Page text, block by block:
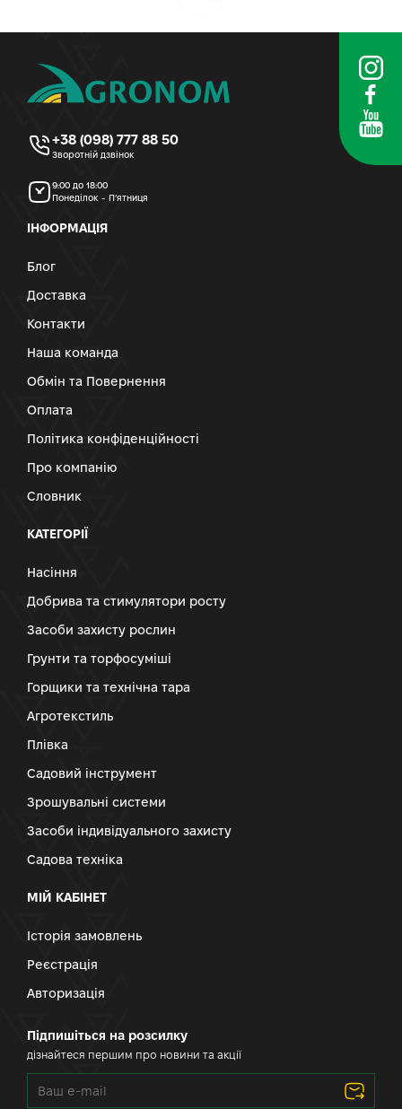
+38 (098) 777 88 50
Зворотній дзвінок
9:00 до 18:00
Понеділок - П’ятниця
ІНФОРМАЦІЯ
Блог
Доставка
Контакти
Наша команда
Обмін та Повернення
Оплата
Політика конфіденційності
Про компанію
Словник
КАТЕГОРІЇ
Насіння
Добрива та стимулятори росту
Засоби захисту рослин
Грунти та торфосуміші
Горщики та технічна тара
Агротекстиль
Плівка
Садовий інструмент
Зрошувальні системи
Засоби індивідуального захисту
Садова техніка
МІЙ КАБІНЕТ
Історія замовлень
Реєстрація
Авторизація
Підпишіться на розсилку
дізнайтеся першим про новини та акції